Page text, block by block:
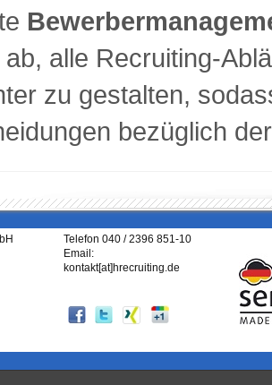
alle Recruiting-
zu gestalten,
bezüglich
Telefon 040 / 2396 851-10
Email:
kontakt[at]hrecruiting.de